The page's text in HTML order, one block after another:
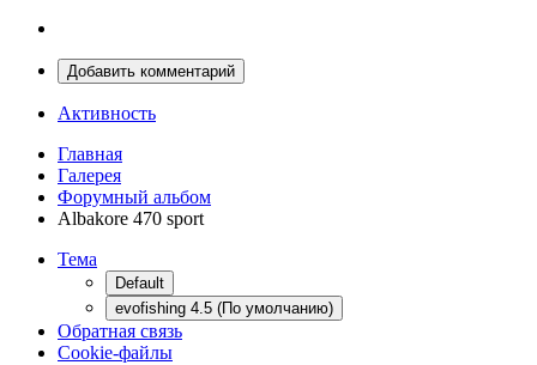
Добавить комментарий
Активность
Главная
Галерея
Форумный альбом
Albakore 470 sport
Тема
Default
evofishing 4.5 (По умолчанию)
Обратная связь
Cookie-файлы